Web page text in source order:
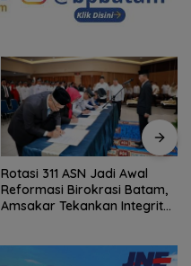
Rotasi 311 ASN Jadi Awal
Reformasi Birokrasi Batam,
Amsakar Tekankan Integritas